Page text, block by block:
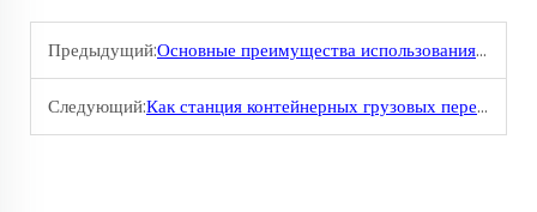
Предыдущий:Основные преимущества использования экспресс-грузовых услуг
Следующий:Как станция контейнерных грузовых перевозок повышает эффективность цепочки поставок